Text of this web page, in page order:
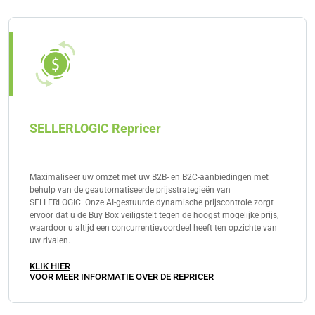
SELLERLOGIC Repricer
Maximaliseer uw omzet met uw B2B- en B2C-aanbiedingen met
behulp van de geautomatiseerde prijsstrategieën van
SELLERLOGIC. Onze AI-gestuurde dynamische prijscontrole zorgt
ervoor dat u de Buy Box veiligstelt tegen de hoogst mogelijke prijs,
waardoor u altijd een concurrentievoordeel heeft ten opzichte van
uw rivalen.
KLIK HIER
VOOR MEER INFORMATIE OVER DE REPRICER